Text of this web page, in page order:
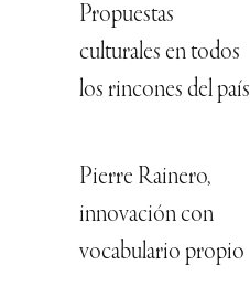
Propuestas
culturales en todos
los rincones del país
Pierre Rainero,
innovación con
vocabulario propio